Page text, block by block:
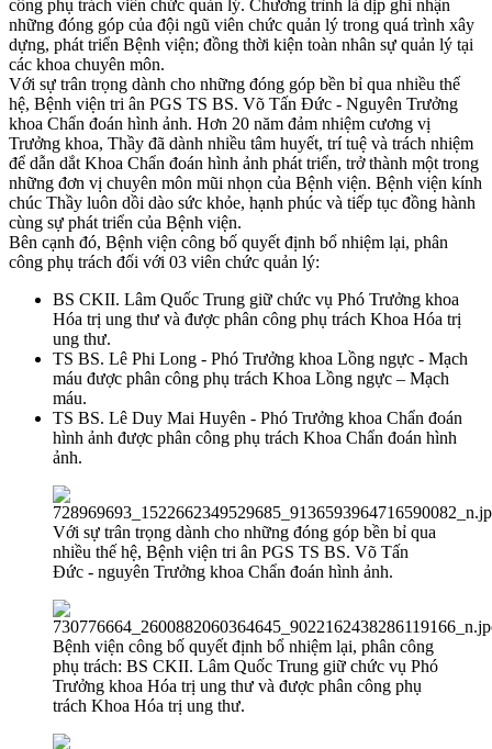
công phụ trách viên chức quản lý. Chương trình là dịp ghi nhận
những đóng góp của đội ngũ viên chức quản lý trong quá trình xây
dựng, phát triển Bệnh viện; đồng thời kiện toàn nhân sự quản lý tại
các khoa chuyên môn.
Với sự trân trọng dành cho những đóng góp bền bỉ qua nhiều thế
hệ, Bệnh viện tri ân PGS TS BS. Võ Tấn Đức - Nguyên Trưởng
khoa Chẩn đoán hình ảnh. Hơn 20 năm đảm nhiệm cương vị
Trưởng khoa, Thầy đã dành nhiều tâm huyết, trí tuệ và trách nhiệm
để dẫn dắt Khoa Chẩn đoán hình ảnh phát triển, trở thành một trong
những đơn vị chuyên môn mũi nhọn của Bệnh viện. Bệnh viện kính
chúc Thầy luôn dồi dào sức khỏe, hạnh phúc và tiếp tục đồng hành
cùng sự phát triển của Bệnh viện.
Bên cạnh đó, Bệnh viện công bố quyết định bổ nhiệm lại, phân
công phụ trách đối với 03 viên chức quản lý:
BS CKII. Lâm Quốc Trung giữ chức vụ Phó Trưởng khoa
Hóa trị ung thư và được phân công phụ trách Khoa Hóa trị
ung thư.
TS BS. Lê Phi Long - Phó Trưởng khoa Lồng ngực - Mạch
máu được phân công phụ trách Khoa Lồng ngực – Mạch
máu.
TS BS. Lê Duy Mai Huyên - Phó Trưởng khoa Chẩn đoán
hình ảnh được phân công phụ trách Khoa Chẩn đoán hình
ảnh.
Với sự trân trọng dành cho những đóng góp bền bỉ qua
nhiều thế hệ, Bệnh viện tri ân PGS TS BS. Võ Tấn
Đức - nguyên Trưởng khoa Chẩn đoán hình ảnh.
Bệnh viện công bố quyết định bổ nhiệm lại, phân công
phụ trách: BS CKII. Lâm Quốc Trung giữ chức vụ Phó
Trưởng khoa Hóa trị ung thư và được phân công phụ
trách Khoa Hóa trị ung thư.